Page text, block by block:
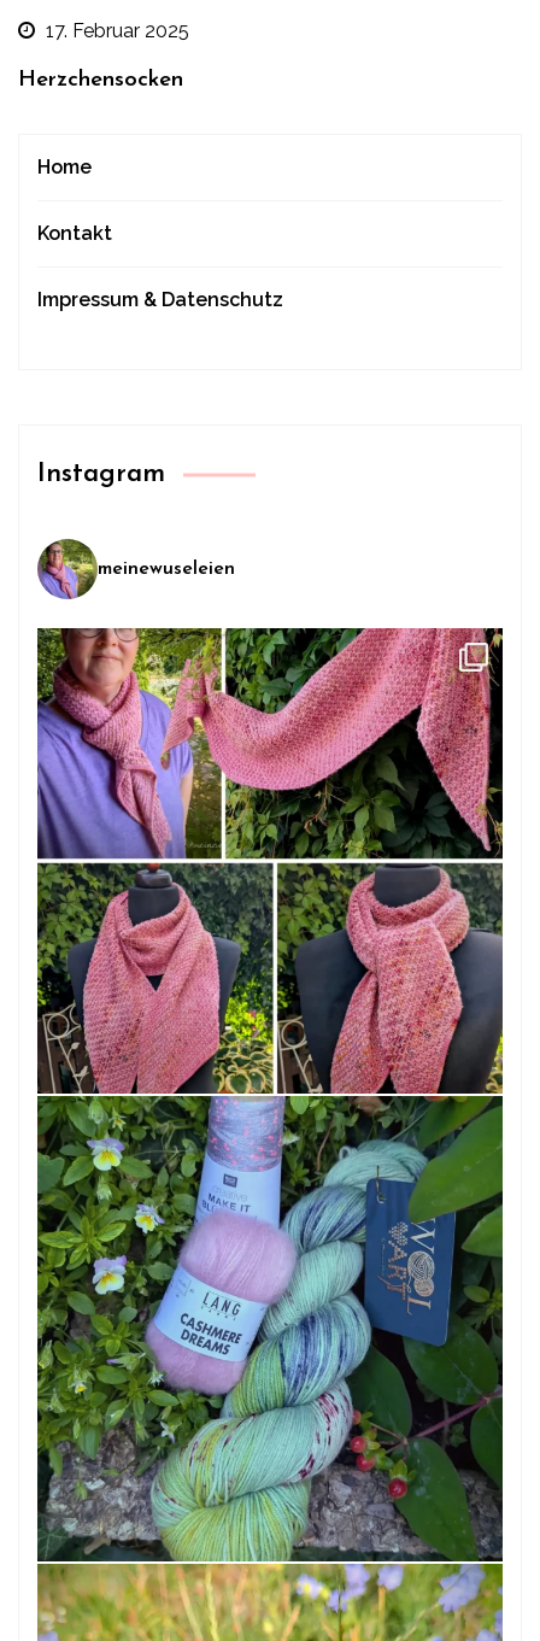
17. Februar 2025
Herzchensocken
Home
Kontakt
Impressum & Datenschutz
Instagram
meinewuseleien